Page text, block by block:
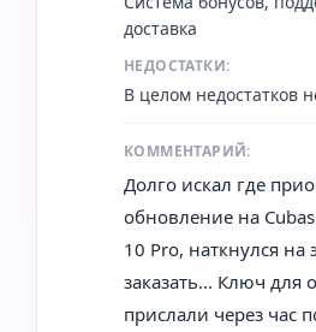
доставка
НЕДОСТАТКИ:
В целом недостатков
КОММЕНТАРИЙ:
Долго искал где
обновление на
10 Pro, наткнулся на
заказать... Ключ для
прислали через час